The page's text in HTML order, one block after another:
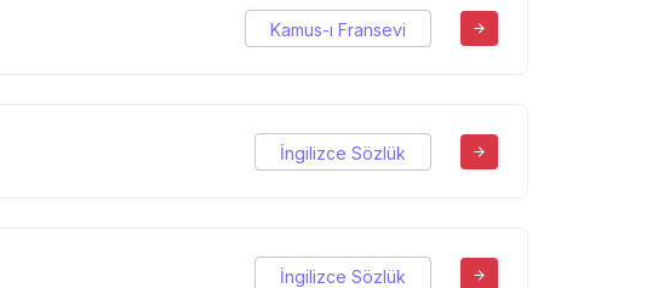
Kamus-ı Fransevi
İngilizce Sözlük
İngilizce Sözlük